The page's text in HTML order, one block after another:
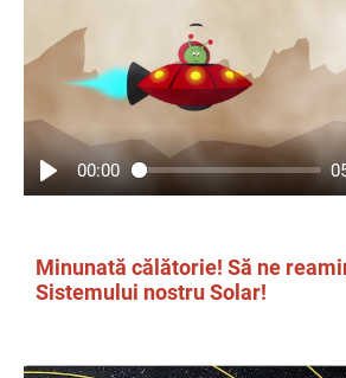
00:00
Minunată călătorie! Să ne
Sistemului nostru Solar!